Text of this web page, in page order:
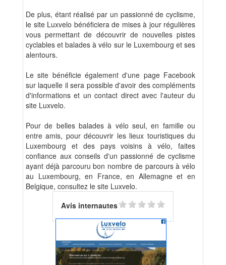
De plus, étant réalisé par un passionné de cyclisme,
le site Luxvelo bénéficiera de mises à jour régulières
vous permettant de découvrir de nouvelles pistes
cyclables et balades à vélo sur le Luxembourg et ses
alentours.
Le site bénéficie également d'une page Facebook
sur laquelle il sera possible d'avoir des compléments
d'informations et un contact direct avec l'auteur du
site Luxvelo.
Pour de belles balades à vélo seul, en famille ou
entre amis, pour découvrir les lieux touristiques du
Luxembourg et des pays voisins à vélo, faites
confiance aux conseils d'un passionné de cyclisme
ayant déjà parcouru bon nombre de parcours à vélo
au Luxembourg, en France, en Allemagne et en
Belgique, consultez le site Luxvelo.
Avis internautes